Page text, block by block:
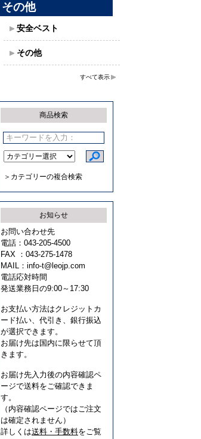
その他
安全ベスト
その他
すべて表示
商品検索
＞カテゴリーの複合検索
お知らせ
お問い合わせ先
電話：043-205-4500
FAX ：043-275-1478
MAIL： info-t@leojp.com
電話応対時間
発送業務日の9:00～17:30
お支払い方法はクレジットカ
ード払い、代引き、銀行振込
が選択できます。
お届け先は国内に限らせて頂
きます。
お届け先入力後の内容確認ペ
ージで送料をご確認できま
す。
（内容確認ページではご注文
は確定されません）
詳しくは送料・手数料をご覧